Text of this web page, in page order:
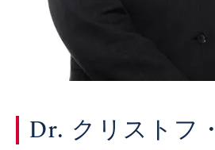
Dr. クリストフ